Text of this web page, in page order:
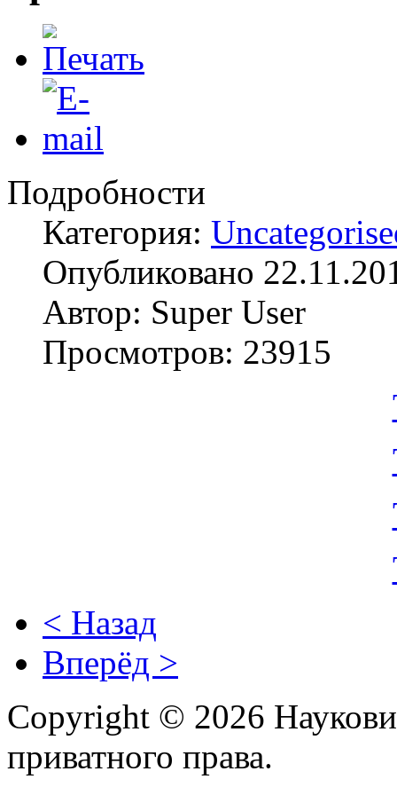
Подробности
Категория:
Опубликовано
Автор: Super User
Просмотров: 23915
< Назад
Вперёд >
Copyright © 2026
приватного права.